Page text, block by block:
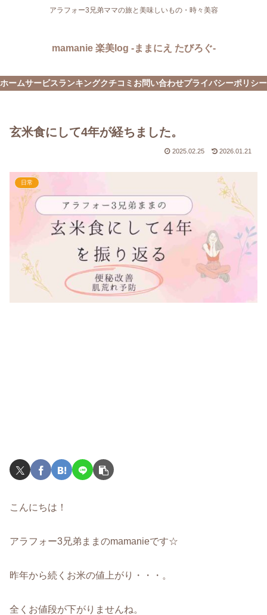
アラフォー3兄弟ママの旅と美味しいもの・時々美容
mamanie 楽美log -ままにえ たびろぐ-
ホームサービスランキングクチコミ お問い合わせプライバシーポリシー
玄米食にして4年が経ちました。
2025.02.25 2026.01.21
日常
こんにちは！
アラフォー3兄弟ままのmamanieです☆
昨年から続くお米の値上がり・・・。
全くお値段が下がりませんね。